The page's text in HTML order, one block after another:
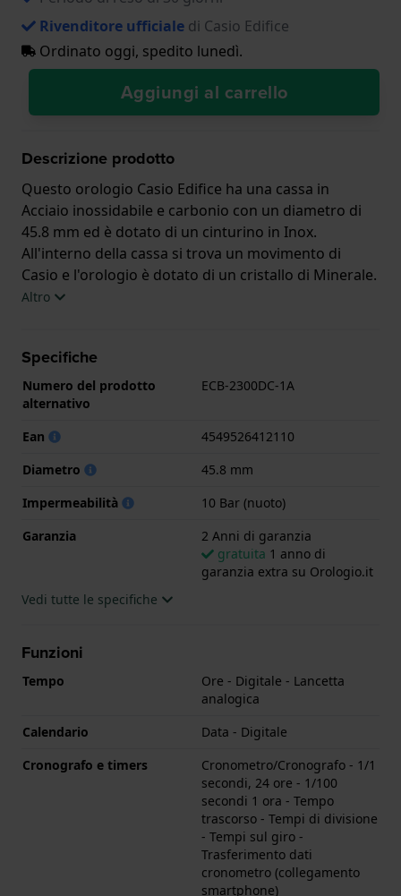
Rivenditore ufficiale di Casio Edifice
Ordinato oggi, spedito lunedì.
Aggiungi al carrello
Descrizione prodotto
Questo orologio Casio Edifice ha una cassa in
Acciaio inossidabile e carbonio con un diametro di
45.8 mm ed è dotato di un cinturino in Inox.
All'interno della cassa si trova un movimento di
Casio e l'orologio è dotato di un cristallo di Minerale.
con 2 Anni di garanzia.
.
Altro
Specifiche
Numero del prodotto
alternativo
ECB-2300DC-1A
Ean
4549526412110
Diametro
45.8 mm
Impermeabilità
10 Bar (nuoto)
Garanzia
2 Anni di garanzia
gratuita 1 anno di
garanzia extra su Orologio.it
Vedi tutte le specifiche
Funzioni
Tempo
Ore - Digitale - Lancetta
analogica
Calendario
Data - Digitale
Cronografo e timers
Cronometro/Cronografo - 1/1
secondi, 24 ore - 1/100
secondi 1 ora - Tempo
trascorso - Tempi di divisione
- Tempi sul giro -
Trasferimento dati
cronometro (collegamento
smartphone)